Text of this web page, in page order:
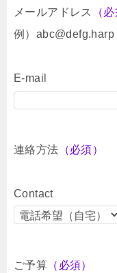
メールアドレス
（必
例）abc@defg.harp
E-mail
連絡方法 （必須）
Contact
ご予算 （必須）